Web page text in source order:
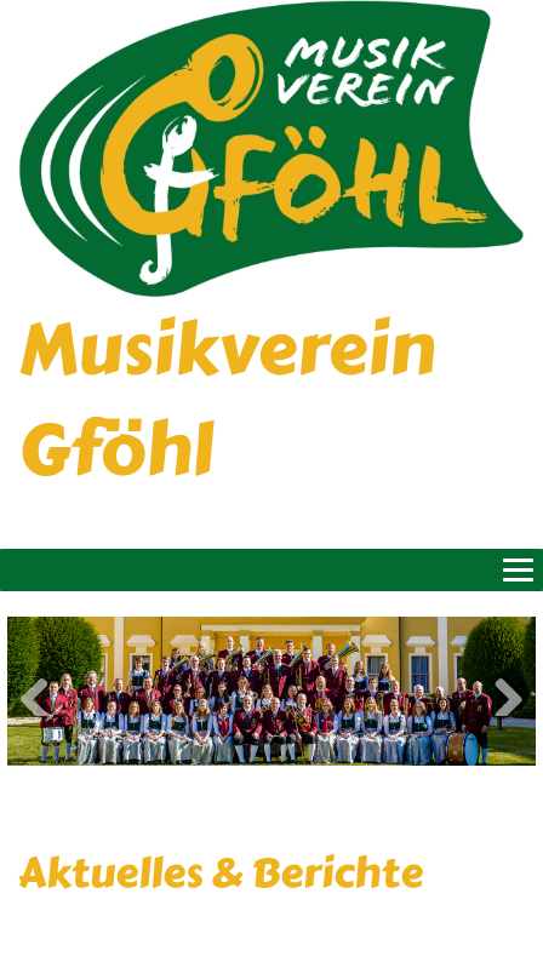
Musikverein
Gföhl
AKTUELLES & BERICHTE
ÜBER UNS
VORSTAND & KONTAKT
MITGLIEDER
FOTOS
Previous Next
Aktuelles & Berichte